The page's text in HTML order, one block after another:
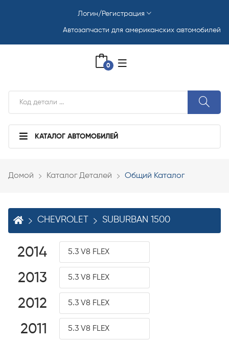
Автозапчасти для американских автомобилей
Логин/Регистрация
0
КАТАЛОГ АВТОМОБИЛЕЙ
Домой Каталог Деталей Общий Каталог
CHEVROLET SUBURBAN 1500
2014 5.3 V8 FLEX
2013 5.3 V8 FLEX
2012 5.3 V8 FLEX
2011 5.3 V8 FLEX